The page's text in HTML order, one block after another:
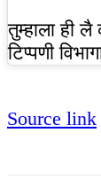
तुम्हाला ही
टिप्पणी
Source link